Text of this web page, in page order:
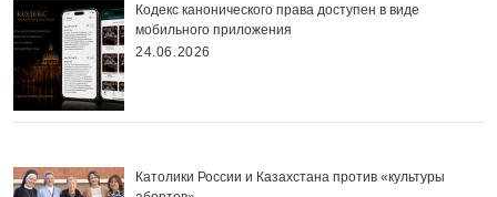
Кодекс канонического права доступен в виде
мобильного приложения
24.06.2026
Католики России и Казахстана против «культуры